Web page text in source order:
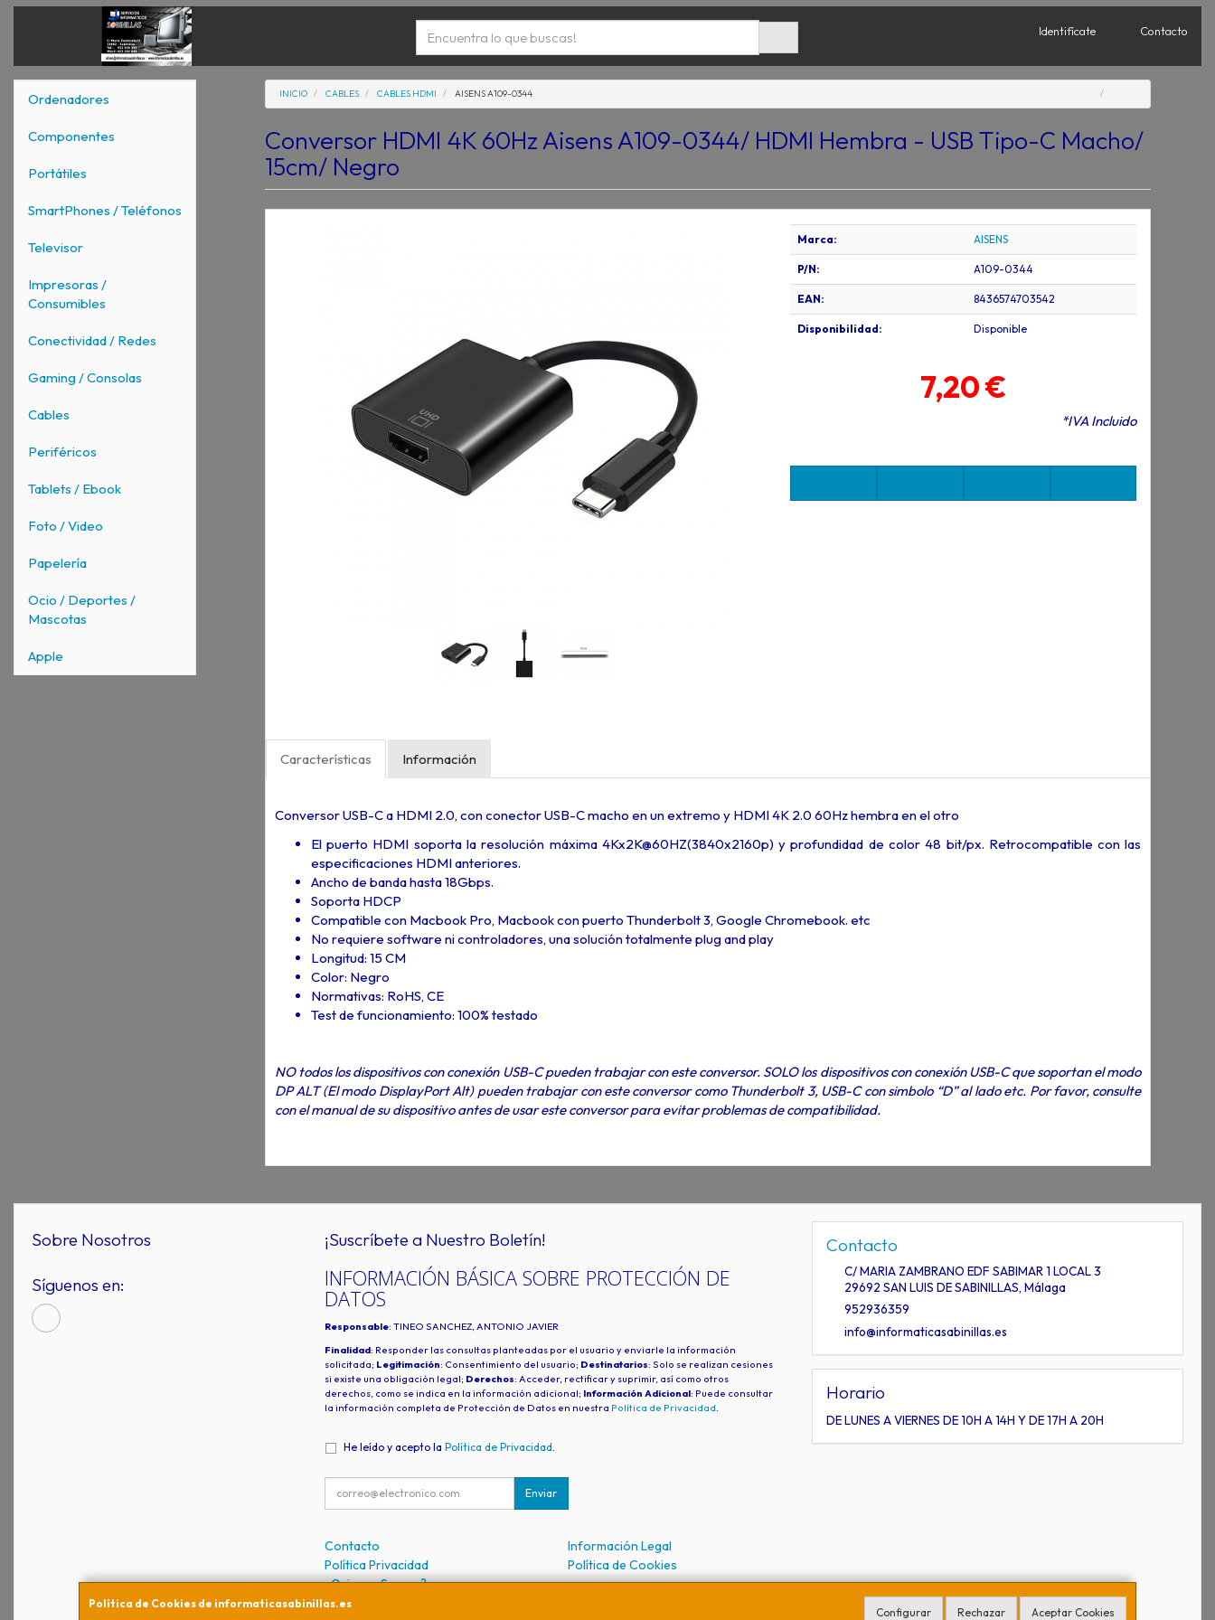
Identifícate Contacto
Ordenadores
Componentes
Portátiles
SmartPhones / Teléfonos
Televisor
Impresoras /
Consumibles
Conectividad / Redes
Gaming / Consolas
Cables
Periféricos
Tablets / Ebook
Foto / Video
Papelería
Ocio / Deportes /
Mascotas
Apple
INICIO CABLES CABLES HDMI AISENS A109-0344
Conversor HDMI 4K 60Hz Aisens A109-0344/ HDMI Hembra - USB Tipo-C Macho/
15cm/ Negro
Marca: AISENS
P/N: A109-0344
EAN: 8436574703542
Disponibilidad: Disponible
7,20 €
*IVA Incluido
Características Información
Conversor USB-C a HDMI 2.0, con conector USB-C macho en un extremo y HDMI 4K 2.0 60Hz hembra en el otro
El puerto HDMI soporta la resolución máxima 4Kx2K@60HZ(3840x2160p) y profundidad de color 48 bit/px. Retrocompatible con las
especificaciones HDMI anteriores.
Ancho de banda hasta 18Gbps.
Soporta HDCP
Compatible con Macbook Pro, Macbook con puerto Thunderbolt 3, Google Chromebook. etc
No requiere software ni controladores, una solución totalmente plug and play
Longitud: 15 CM
Color: Negro
Normativas: RoHS, CE
Test de funcionamiento: 100% testado
NO todos los dispositivos con conexión USB-C pueden trabajar con este conversor. SOLO los dispositivos con conexión USB-C que soportan el modo
DP ALT (El modo DisplayPort Alt) pueden trabajar con este conversor como Thunderbolt 3, USB-C con simbolo “D” al lado etc. Por favor, consulte
con el manual de su dispositivo antes de usar este conversor para evitar problemas de compatibilidad.
Política de Cookies de informaticasabinillas.es
Configurar Rechazar Aceptar Cookies
Sobre Nosotros
Síguenos en:
¡Suscríbete a Nuestro Boletín!
INFORMACIÓN BÁSICA SOBRE PROTECCIÓN DE
DATOS
Responsable: TINEO SANCHEZ, ANTONIO JAVIER
Finalidad: Responder las consultas planteadas por el usuario y enviarle la información
solicitada; Legitimación: Consentimiento del usuario; Destinatarios: Solo se realizan cesiones
si existe una obligación legal; Derechos: Acceder, rectificar y suprimir, así como otros
derechos, como se indica en la información adicional; Información Adicional: Puede consultar
la información completa de Protección de Datos en nuestra Política de Privacidad.
He leído y acepto la Política de Privacidad
Enviar
Contacto
Información Legal
Política Privacidad
Política de Cookies
¿Quienes Somos?
Contacto
C/ MARIA ZAMBRANO EDF SABIMAR 1 LOCAL 3
29692 SAN LUIS DE SABINILLAS, Málaga
952936359
info@informaticasabinillas.es
Horario
DE LUNES A VIERNES DE 10H A 14H Y DE 17H A 20H